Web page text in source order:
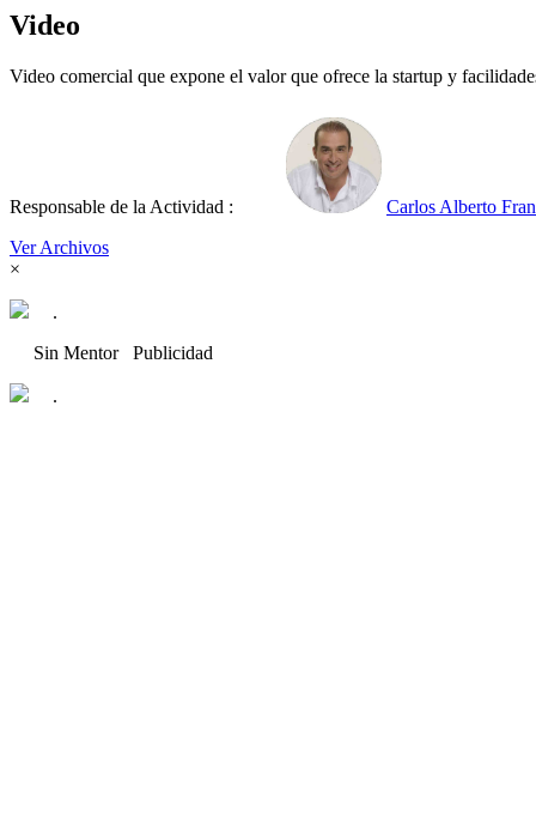
Video
Video comercial que expone el valor que ofrece la startup y
Responsable de la Actividad :
Carlos Alberto
Ver Archivos
×
.
Sin Mentor Publicidad
.